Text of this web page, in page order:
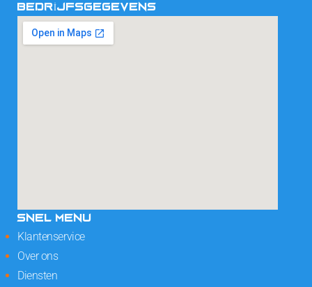
BEDRIJFSGEGEVENS
SNEL MENU
Klantenservice
Over ons
Diensten